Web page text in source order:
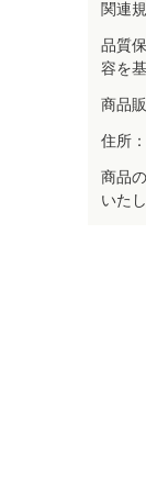
関連
品質
容を
商品
住所：
商品
いた